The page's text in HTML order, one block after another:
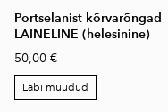
Portselanist kõrvarõngad
LAINELINE (helesinine)
50,00 €
Läbi müüdud